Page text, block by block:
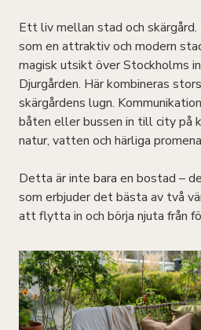
Ett liv mellan stad och skärgård.
som en attraktiv och modern
magisk utsikt över Stockholms
Djurgården. Här kombineras
skärgårdens lugn.
båten eller bussen in till city på
natur, vatten och härliga
Detta är inte bara en bostad –
som erbjuder det bästa av två
att flytta in och börja njuta från